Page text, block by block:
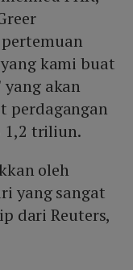
kami buat
akan
perdagangan
1,2 triliun.
oleh
yang sangat
dari Reuters,